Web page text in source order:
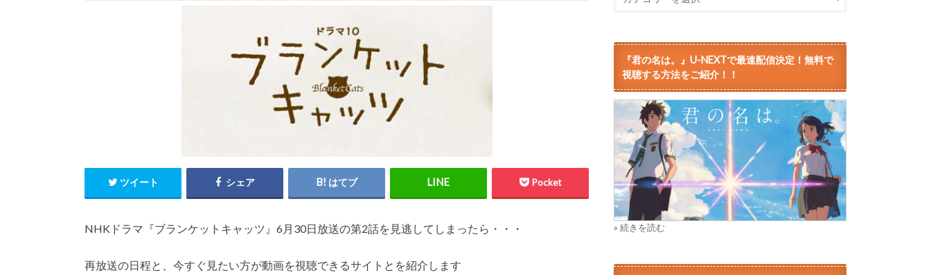
ツイート シェア はてブ Pocket
NHKドラマ『ブランケットキャッツ』6月30日放送の第2話を見逃してしまったら・・・
再放送の日程と、今すぐ見たい方が動画を視聴できるサイトとを紹介します
『君の名は。』U-NEXTで最速配信決定！無料で
視聴する方法をご紹介！！
» 続きを読む